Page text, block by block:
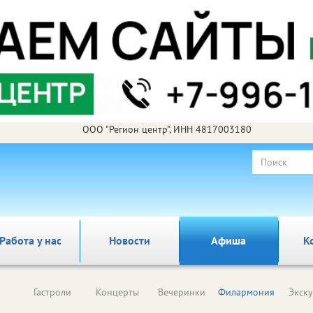
ООО "Регион центр", ИНН 4817003180
у нас Новости Афиша
Гастроли Концерты Вечеринки Филармония